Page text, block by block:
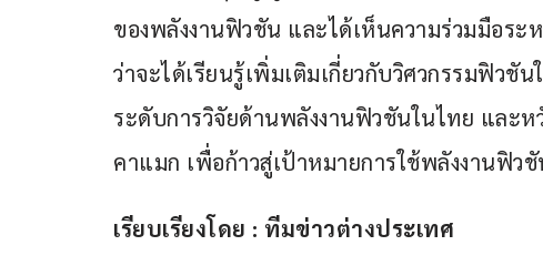
ของพลังงานฟิวชัน และได้เห็นความร่วมมือระ
ว่าจะได้เรียนรู้เพิ่มเติมเกี่ยวกับวิศวกรรมฟิวชั
ระดับการวิจัยด้านพลังงานฟิวชันในไทย และ
คาแมก เพื่อก้าวสู่เป้าหมายการใช้พลังงานฟิว
เรียบเรียงโดย : ทีมข่าวต่างประเทศ